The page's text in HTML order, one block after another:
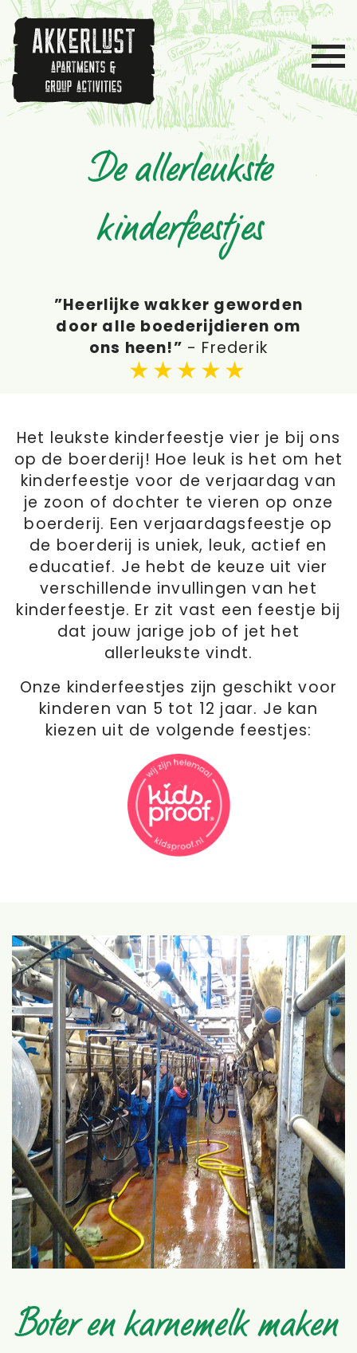
De allerleukste
kinderfeestjes
”Geweldig huis, lekkere
badkamer en gezellig
personeel” -Jaap
”Heerlijke wakker geworden
door alle boederijdieren om
ons heen!” - Frederik
”Fantastische BBQ gedaan
met de kinderen op
Akkerlust”-Carla
Het leukste kinderfeestje vier je bij ons
op de boerderij! Hoe leuk is het om het
kinderfeestje voor de verjaardag van
je zoon of dochter te vieren op onze
boerderij. Een verjaardagsfeestje op
de boerderij is uniek, leuk, actief en
educatief. Je hebt de keuze uit vier
verschillende invullingen van het
kinderfeestje. Er zit vast een feestje bij
dat jouw jarige job of jet het
allerleukste vindt.
Onze kinderfeestjes zijn geschikt voor
kinderen van 5 tot 12 jaar. Je kan
kiezen uit de volgende feestjes:
Boter en karnemelk maken